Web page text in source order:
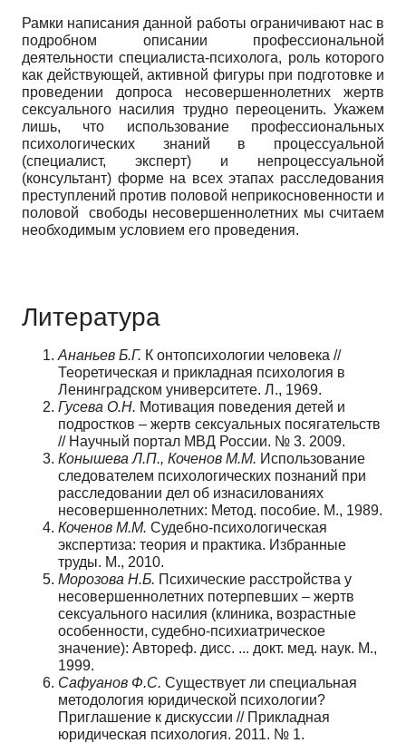
Рамки написания данной работы ограничивают нас в
подробном описании профессиональной
деятельности специалиста-психолога, роль которого
как действующей, активной фигуры при подготовке и
проведении допроса несовершеннолетних жертв
сексуального насилия трудно переоценить. Укажем
лишь, что использование профессиональных
психологических знаний в процессуальной
(специалист, эксперт) и непроцессуальной
(консультант) форме на всех этапах расследования
преступлений против половой неприкосновенности и
половой свободы несовершеннолетних мы считаем
необходимым условием его проведения.
Литература
Ананьев Б.Г. К онтопсихологии человека //
Теоретическая и прикладная психология в
Ленинградском университете. Л., 1969.
Гусева О.Н. Мотивация поведения детей и
подростков – жертв сексуальных посягательств
// Научный портал МВД России. № 3. 2009.
Конышева Л.П., Коченов М.М. Использование
следователем психологических познаний при
расследовании дел об изнасилованиях
несовершеннолетних: Метод. пособие. М., 1989.
Коченов М.М. Судебно-психологическая
экспертиза: теория и практика. Избранные
труды. М., 2010.
Морозова Н.Б. Психические расстройства у
несовершеннолетних потерпевших – жертв
сексуального насилия (клиника, возрастные
особенности, судебно-психиатрическое
значение): Автореф. дисс. ... докт. мед. наук. М.,
1999.
Сафуанов Ф.С. Существует ли специальная
методология юридической психологии?
Приглашение к дискуссии // Прикладная
юридическая психология. 2011. № 1.